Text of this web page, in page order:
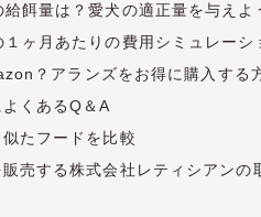
餌量は？愛犬の適正量を与えよ
１ヶ月あたりの費用シミュレーシ
？アランズをお得に購入する
くあるQ＆A
たフードを比較
売する株式会社レティシアンの